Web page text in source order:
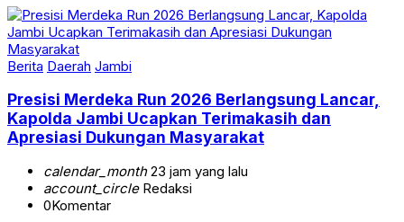
Berita Daerah Jambi
Presisi Merdeka Run 2026 Berlangsung Lancar,
Kapolda Jambi Ucapkan Terimakasih dan
Apresiasi Dukungan Masyarakat
calendar_month23 jam yang lalu
account_circleRedaksi
0Komentar